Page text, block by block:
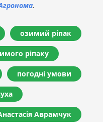
.
озимий ріпак
ріпаку
погодні умови
Аврамчук